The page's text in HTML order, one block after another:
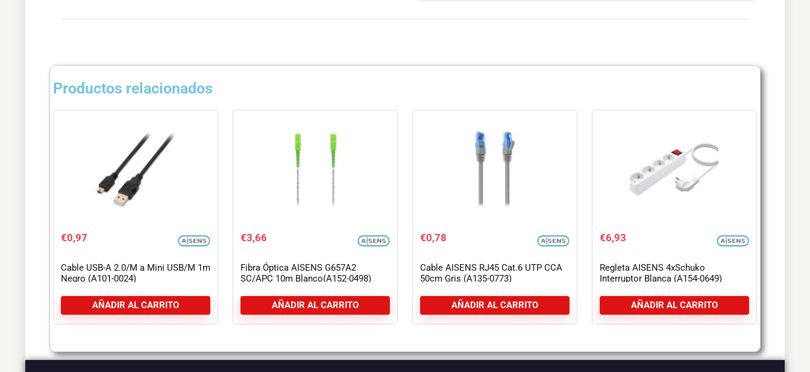
Productos relacionados
€0,97
Cable USB-A 2.0/M a Mini USB/M 1m
Negro (A101-0024)
AÑADIR AL CARRITO
€3,66
Fibra Óptica AISENS G657A2
SC/APC 10m Blanco(A152-0498)
AÑADIR AL CARRITO
€0,78
Cable AISENS RJ45 Cat.6 UTP CCA
50cm Gris (A135-0773)
AÑADIR AL CARRITO
€6,93
Regleta AISENS 4xSchuko
Interruptor Blanca (A154-0649)
AÑADIR AL CARRITO